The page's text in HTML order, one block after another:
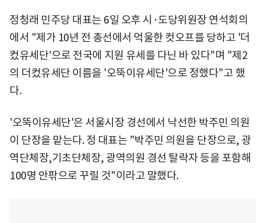
정청래 민주당 대표는 6일 오후 시·도당위원장 연석회의
에서 "제가 10년 전 총선에서 억울한 컷오프를 당하고 '더
컸유세단'으로 전국에 지원 유세를 다닌 바 있다"며 "제2
의 더컸유세단 이름을 '오뚝이유세단'으로 정했다"고 했
다.
'오뚝이유세단'은 서울시장 경선에서 낙선한 박주민 의원
이 단장을 맡는다. 정 대표는 "박주민 의원을 단장으로, 광
역단체장,기초단체장, 광역의원 경선 탈락자 등을 포함해
100명 안팎으로 꾸릴 것"이라고 말했다.